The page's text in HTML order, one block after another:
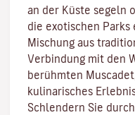
an der Küste segeln
die exotischen Parks
Mischung aus
Verbindung mit den
berühmten Muscadet
kulinarisches
Schlendern Sie